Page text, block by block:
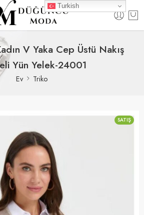
V Yaka Cep Üstü Nakış
Yün Yelek-24001
Ev Triko
SATIŞ
Turkish